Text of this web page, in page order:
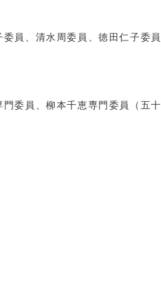
員、清水周委員、徳田仁子委員
委員、柳本千恵専門委員（五十